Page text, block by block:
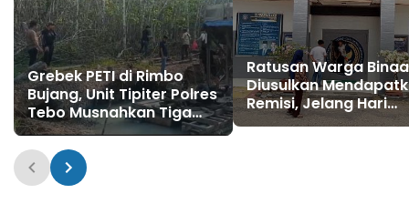
Grebek PETI di Rimbo
Bujang, Unit Tipiter Polres
Tebo Musnahkan Tiga
Rakit Dompeng dengan
Cara Dibakar
Ratusan Warga
Diusulkan
Remisi, Jelang Hari
Kemerdekaan RI ke 81